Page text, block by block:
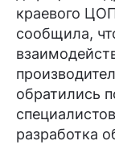
краевого
сообщила,
обратились
разработка